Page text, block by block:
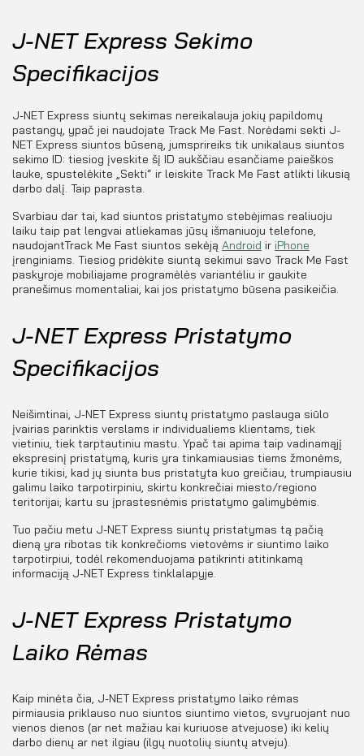
J-NET Express Sekimo
Specifikacijos
J-NET Express siuntų sekimas nereikalauja jokių papildomų
pastangų, ypač jei naudojate Track Me Fast. Norėdami sekti J-
NET Express siuntos būseną, jumsprireiks tik unikalaus siuntos
sekimo ID: tiesiog įveskite šį ID aukščiau esančiame paieškos
lauke, spustelėkite „Sekti“ ir leiskite Track Me Fast atlikti likusią
darbo dalį. Taip paprasta.
Svarbiau dar tai, kad siuntos pristatymo stebėjimas realiuoju
laiku taip pat lengvai atliekamas jūsų išmaniuoju telefone,
naudojantTrack Me Fast siuntos sekėją Android ir iPhone
įrenginiams. Tiesiog pridėkite siuntą sekimui savo Track Me Fast
paskyroje mobiliajame programėlės variantėliu ir gaukite
pranešimus momentaliai, kai jos pristatymo būsena pasikeičia.
J-NET Express Pristatymo
Specifikacijos
Neišimtinai, J-NET Express siuntų pristatymo paslauga siūlo
įvairias parinktis verslams ir individualiems klientams, tiek
vietiniu, tiek tarptautiniu mastu. Ypač tai apima taip vadinamąjį
ekspresinį pristatymą, kuris yra tinkamiausias tiems žmonėms,
kurie tikisi, kad jų siunta bus pristatyta kuo greičiau, trumpiausiu
galimu laiko tarpotirpiniu, skirtu konkrečiai miesto/regiono
teritorijai; kartu su įprastesnėmis pristatymo galimybėmis.
Tuo pačiu metu J-NET Express siuntų pristatymas tą pačią
dieną yra ribotas tik konkrečioms vietovėms ir siuntimo laiko
tarpotirpiui, todėl rekomenduojama patikrinti atitinkamą
informaciją J-NET Express tinklalapyje.
J-NET Express Pristatymo
Laiko Rėmas
Kaip minėta čia, J-NET Express pristatymo laiko rėmas
pirmiausia priklauso nuo siuntos siuntimo vietos, svyruojant nuo
vienos dienos (ar net mažiau kai kuriuose atvejuose) iki kelių
darbo dienų ar net ilgiau (ilgų nuotolių siuntų atveju).